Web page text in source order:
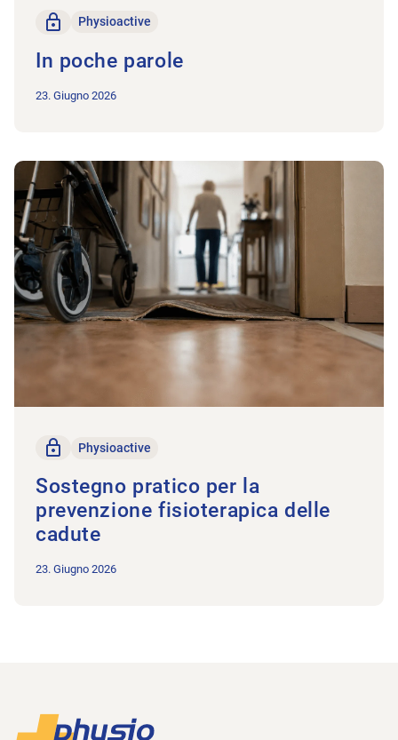
solo per i membri
Physioactive
In poche parole
23. Giugno 2026
solo per i membri
Physioactive
Sostegno pratico per la
prevenzione fisioterapica delle
cadute
23. Giugno 2026
All'articolo Sostegno pratico per la prevenzione fisioterapica
Piè di pagina